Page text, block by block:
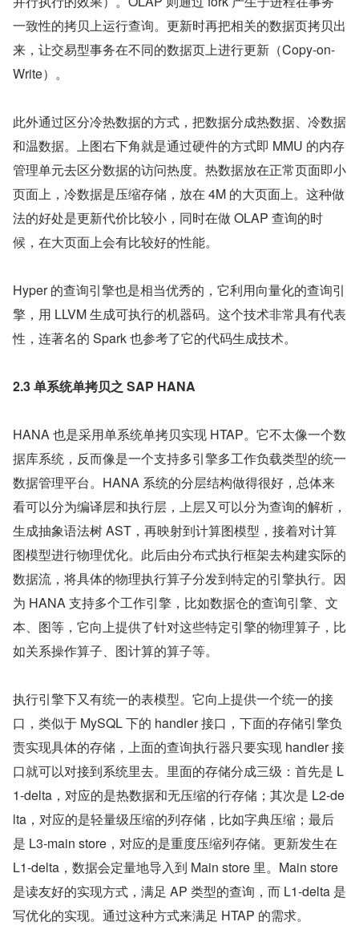
一致性的拷贝上运行查询。更新时再把相关的数据页拷贝出
来，让交易型事务在不同的数据页上进行更新（Copy-on-
Write）。
此外通过区分冷热数据的方式，把数据分成热数据、冷数据
和温数据。上图右下角就是通过硬件的方式即 MMU 的内存
管理单元去区分数据的访问热度。热数据放在正常页面即小
页面上，冷数据是压缩存储，放在 4M 的大页面上。这种做
法的好处是更新代价比较小，同时在做 OLAP 查询的时
候，在大页面上会有比较好的性能。
Hyper 的查询引擎也是相当优秀的，它利用向量化的查询引
擎，用 LLVM 生成可执行的机器码。这个技术非常具有代表
性，连著名的 Spark 也参考了它的代码生成技术。
2.3 单系统单拷贝之 SAP HANA
HANA 也是采用单系统单拷贝实现 HTAP。它不太像一个数
据库系统，反而像是一个支持多引擎多工作负载类型的统一
数据管理平台。HANA 系统的分层结构做得很好，总体来
看可以分为编译层和执行层，上层又可以分为查询的解析，
生成抽象语法树 AST，再映射到计算图模型，接着对计算
图模型进行物理优化。此后由分布式执行框架去构建实际的
数据流，将具体的物理执行算子分发到特定的引擎执行。因
为 HANA 支持多个工作引擎，比如数据仓的查询引擎、文
本、图等，它向上提供了针对这些特定引擎的物理算子，比
如关系操作算子、图计算的算子等。
执行引擎下又有统一的表模型。它向上提供一个统一的接
口，类似于 MySQL 下的 handler 接口，下面的存储引擎负
责实现具体的存储，上面的查询执行器只要实现 handler 接
口就可以对接到系统里去。里面的存储分成三级：首先是 L
1-delta，对应的是热数据和无压缩的行存储；其次是 L2-de
lta，对应的是轻量级压缩的列存储，比如字典压缩；最后
是 L3-main store，对应的是重度压缩列存储。更新发生在
L1-delta，数据会定量地导入到 Main store 里。Main store
是读友好的实现方式，满足 AP 类型的查询，而 L1-delta 是
写优化的实现。通过这种方式来满足 HTAP 的需求。